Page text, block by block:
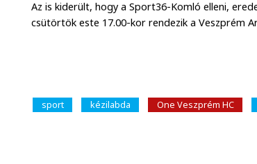
Az is kiderült, hogy a Sport36-Komló elleni,
csütörtök este 17.00-kor rendezik a Veszprém
sport kézilabda One Veszprém HC